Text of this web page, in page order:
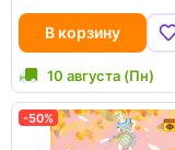
В корзину
10 августа (Пн)
-50%